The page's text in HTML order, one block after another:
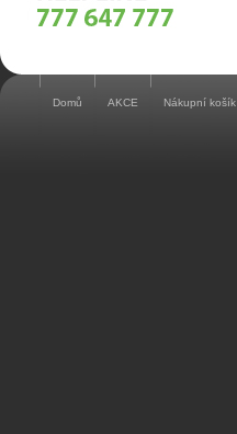
Domů AKCE Nákupní košík